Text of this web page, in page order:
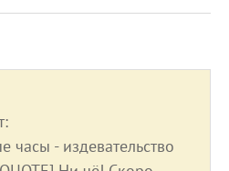
часы - издевательство